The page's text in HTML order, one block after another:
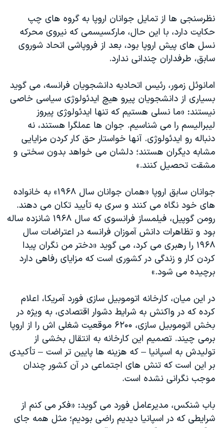
نظرسنجی ها از تمایل جوانان اروپا به گروه های چپ
حکایت دارد، با این حال، مارکسیسمی که نیروی محرکه
نسل های پیش اروپا بود، بعد از فروپاشی اتحاد شوروی
سابق، طرفداران چندانی ندارد.
امانوئل زمور، رئیس اتحادیه دانشجویان فرانسه، می گوید
بسیاری از دانشجویان پیرو هیچ ایدئولوژی سیاسی خاصی
نیستند: «ما نسلی هستیم که تنها ایدئولوژی پیروز
لیبرالیسم را می شناسیم. جوان ها عملگرا هستند، نه
دنباله رو ایدئولوژی. آنها خواستار حق کار کردن مزایایی
مشابه دیگران هستند؛ دلشان می خواهد بدون سختی و
مشقت تحصیل کنند.»
جوانان سابق اروپا «همان جوانان سال ۱۹۶۸» به خانواده
های خود نگاه می کنند و سری به تأیید تکان می دهند.
رومن گوپیل، فیلمساز فرانسوی که سال ۱۹۶۸ شانزده ساله
بود و تظاهرات دانش آموزان فرانسه در اعتراضات سال
۱۹۶۸ را رهبری می کرد، می گوید «دختر من نگران پیدا
کردن کار و زندگی در کشوری است که مزایای رفاهی دارد
برچیده می شود.»
در این میان، کارخانه اتوموبیل سازی فورد آمریکا، اعلام
کرده که در واکنش به شرایط دشوار اقتصادی، به ویژه در
بخش اتوموبیل سازی، ۶۲۰۰ موقعیت شغلی اش را از اروپا
برمی چیند. تصمیم این کارخانه به انتقال بخشی از
تولیدش به اسپانیا – که هزینه ها پایین تر است – تأکیدی
بر این است که تنش های اجتماعی در آن کشور چندان
موجب نگرانی نشده است.
باب شنکس، مدیرعامل فورد می گوید: «فکر می کنم از
شرایطی که در اسپانیا دیدیم راضی بودیم؛ مثل همه جای